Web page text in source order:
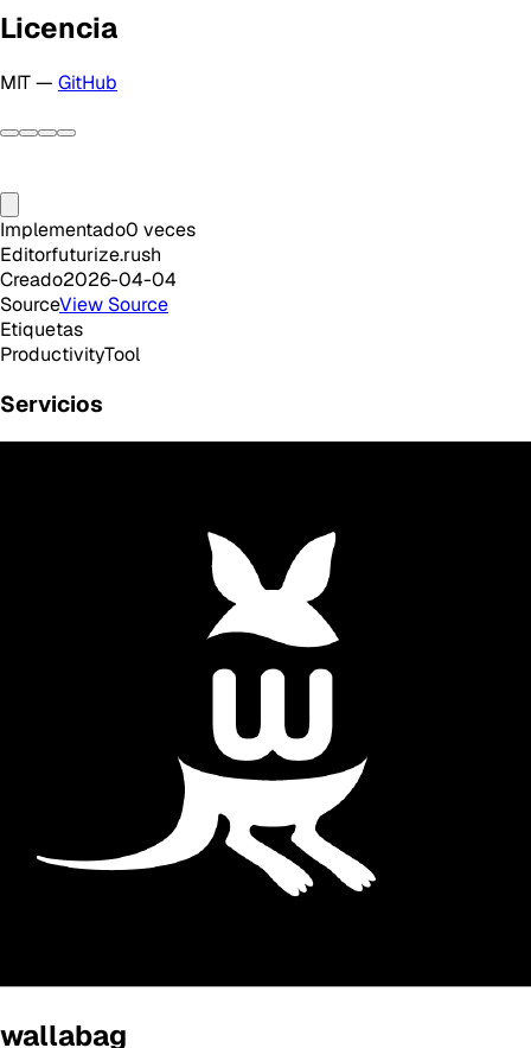
Licencia
MIT — GitHub
Implementado0 veces
Editorfuturize.rush
Creado2026-04-04
SourceView Source
Etiquetas
ProductivityTool
Servicios
wallabag